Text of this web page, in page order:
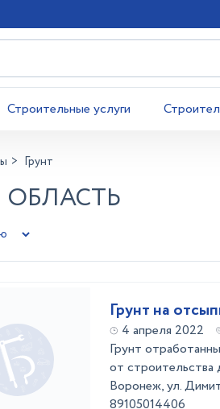
Строительные услуги
Грунт
ОБЛАСТЬ
Грунт на
4 апреля 2022
Грунт
от
Воронеж, ул.
89105014406